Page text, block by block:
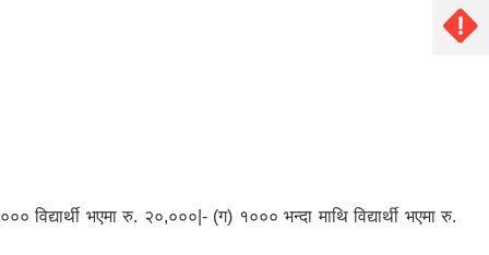
भएमा रु. २०,०००|- (ग) १००० भन्दा माथि विद्यार्थी भएमा रु.